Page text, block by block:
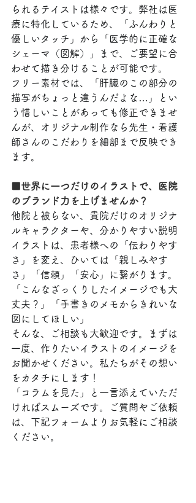
られるテイストは様々です。弊社は医
療に特化しているため、「ふんわりと
優しいタッチ」から「医学的に正確な
シェーマ（図解）」まで、ご要望に合
わせて描き分けることが可能です。
フリー素材では、「肝臓のこの部分の
描写がちょっと違うんだよな…」とい
う惜しいことがあっても修正できませ
んが、オリジナル制作なら先生・看護
師さんのこだわりを細部まで反映でき
ます。
■世界に一つだけのイラストで、医院
のブランド力を上げませんか？
他院と被らない、貴院だけのオリジナ
ルキャラクターや、分かりやすい説明
イラストは、患者様への「伝わりやす
さ」を変え、ひいては「親しみやす
さ」「信頼」「安心」に繋がります。
「こんなざっくりしたイメージでも大
丈夫？」「手書きのメモからきれいな
図にしてほしい」
そんな、ご相談も大歓迎です。まずは
一度、作りたいイラストのイメージを
お聞かせください。私たちがその想い
をカタチにします！
「コラムを見た」と一言添えていただ
ければスムーズです。ご質問やご依頼
は、下記フォームよりお気軽にご相談
ください。